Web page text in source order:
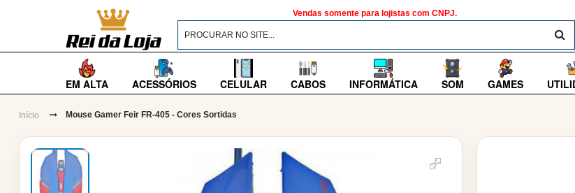
Vendas somente para lojistas com CNPJ.
EM ALTA ACESSÓRIOS CELULAR CABOS INFORMÁTICA SOM GAMES
Início Mouse Gamer Feir FR-405 - Cores Sortidas